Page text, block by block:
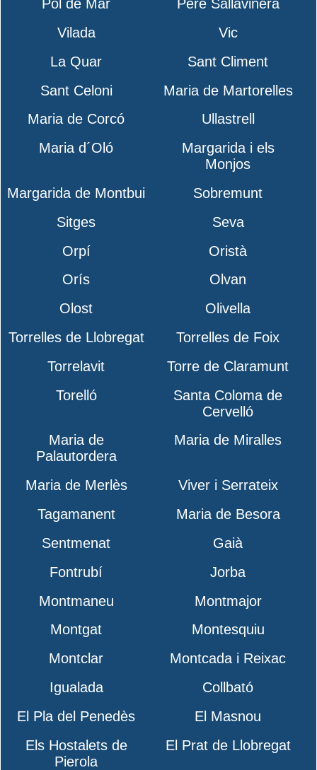
Pol de Mar
Pere Sallavinera
Vilada
Vic
La Quar
Sant Climent
Sant Celoni
Maria de Martorelles
Maria de Corcó
Ullastrell
Maria d´Oló
Margarida i els
Monjos
Margarida de Montbui
Sobremunt
Sitges
Seva
Orpí
Oristà
Orís
Olvan
Olost
Olivella
Torrelles de Llobregat
Torrelles de Foix
Torrelavit
Torre de Claramunt
Torelló
Santa Coloma de
Cervelló
Maria de
Palautordera
Maria de Miralles
Maria de Merlès
Viver i Serrateix
Tagamanent
Maria de Besora
Sentmenat
Gaià
Fontrubí
Jorba
Montmaneu
Montmajor
Montgat
Montesquiu
Montclar
Montcada i Reixac
Igualada
Collbató
El Pla del Penedès
El Masnou
Els Hostalets de
Pierola
El Prat de Llobregat